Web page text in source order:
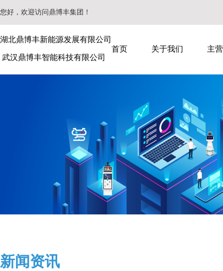
您好，欢迎访问鼎博丰集团！
湖北鼎博丰新能源发展有限公司
武汉鼎博丰智能科技有限公司
首页 关于我们 主
新闻资讯